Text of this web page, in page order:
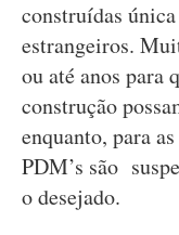
construídas
estrangeiros.
ou até anos para
construção
enquanto, para
PDM’s são
o desejado.